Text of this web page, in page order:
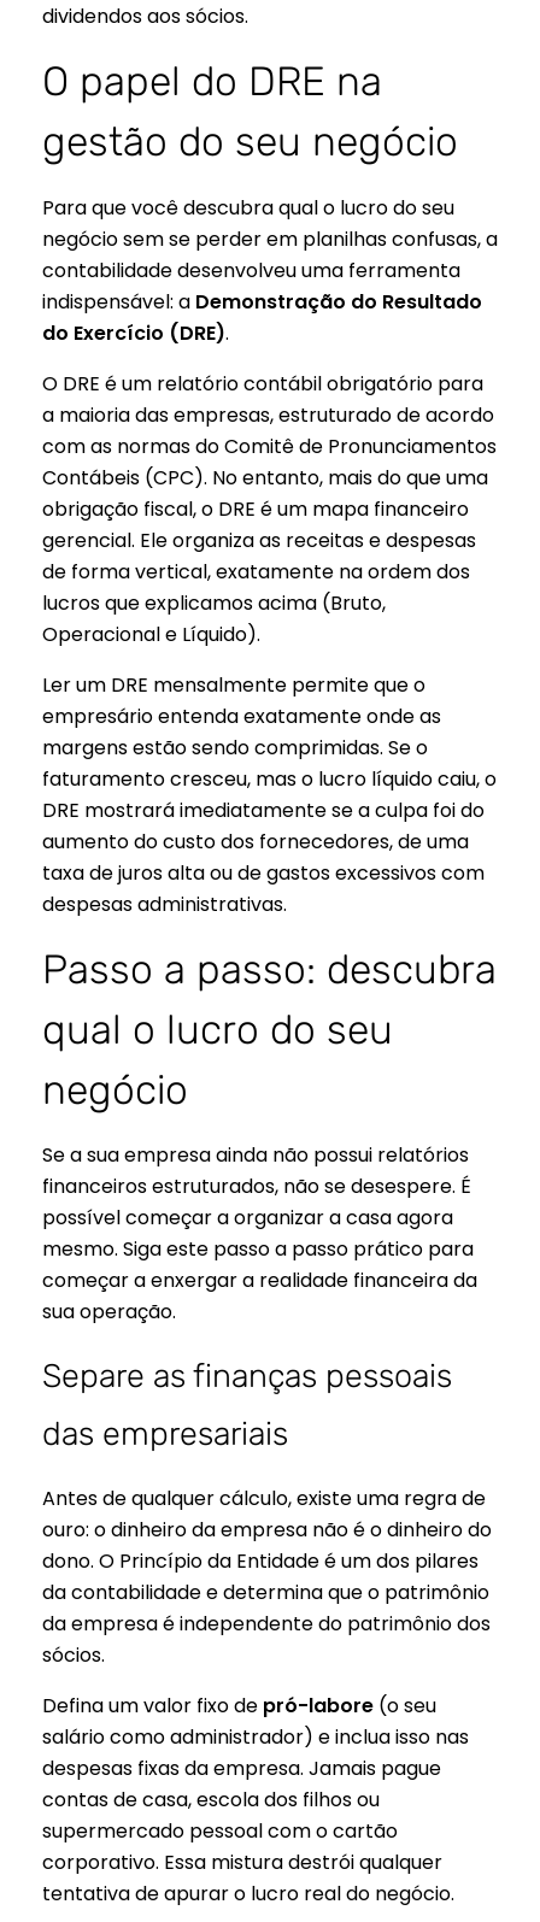
dividendos aos sócios.
O papel do DRE na
gestão do seu negócio
Para que você descubra qual o lucro do seu
negócio sem se perder em planilhas confusas, a
contabilidade desenvolveu uma ferramenta
indispensável: a Demonstração do Resultado
do Exercício (DRE).
O DRE é um relatório contábil obrigatório para
a maioria das empresas, estruturado de acordo
com as normas do Comitê de Pronunciamentos
Contábeis (CPC). No entanto, mais do que uma
obrigação fiscal, o DRE é um mapa financeiro
gerencial. Ele organiza as receitas e despesas
de forma vertical, exatamente na ordem dos
lucros que explicamos acima (Bruto,
Operacional e Líquido).
Ler um DRE mensalmente permite que o
empresário entenda exatamente onde as
margens estão sendo comprimidas. Se o
faturamento cresceu, mas o lucro líquido caiu, o
DRE mostrará imediatamente se a culpa foi do
aumento do custo dos fornecedores, de uma
taxa de juros alta ou de gastos excessivos com
despesas administrativas.
Passo a passo: descubra
qual o lucro do seu
negócio
Se a sua empresa ainda não possui relatórios
financeiros estruturados, não se desespere. É
possível começar a organizar a casa agora
mesmo. Siga este passo a passo prático para
começar a enxergar a realidade financeira da
sua operação.
Separe as finanças pessoais
das empresariais
Antes de qualquer cálculo, existe uma regra de
ouro: o dinheiro da empresa não é o dinheiro do
dono. O Princípio da Entidade é um dos pilares
da contabilidade e determina que o patrimônio
da empresa é independente do patrimônio dos
sócios.
Defina um valor fixo de pró-labore (o seu
salário como administrador) e inclua isso nas
despesas fixas da empresa. Jamais pague
contas de casa, escola dos filhos ou
supermercado pessoal com o cartão
corporativo. Essa mistura destrói qualquer
tentativa de apurar o lucro real do negócio.